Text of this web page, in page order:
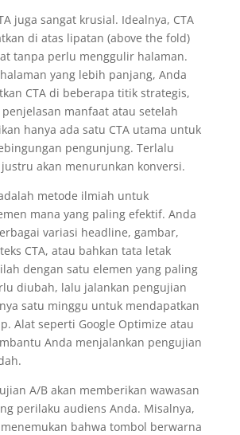
juga sangat krusial. Idealnya, CTA
di atas lipatan (above the fold)
tanpa perlu menggulir halaman.
yang lebih panjang, Anda
CTA di beberapa titik strategis,
manfaat atau setelah
hanya ada satu CTA utama untuk
pengunjung. Terlalu
akan menurunkan konversi.
metode ilmiah untuk
mana yang paling efektif. Anda
variasi headline, gambar,
CTA, atau bahkan tata letak
dengan satu elemen yang paling
diubah, lalu jalankan pengujian
satu minggu untuk mendapatkan
Alat seperti Google Optimize atau
Anda menjalankan pengujian
A/B akan memberikan wawasan
perilaku audiens Anda. Misalnya,
bahwa tombol berwarna